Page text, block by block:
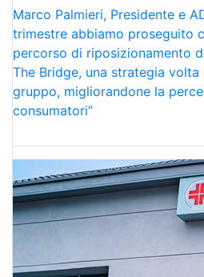
Marco Palmieri, Presidente e
trimestre abbiamo proseguito
percorso di riposizionamento
The Bridge, una strategia
gruppo, migliorandone la
consumatori”